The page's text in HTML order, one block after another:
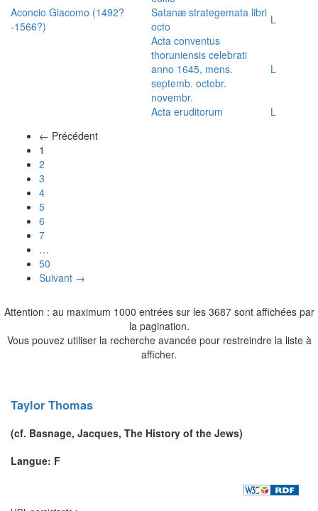
Aconcio Giacomo (1492?
-1566?)
Satanæ strategemata libri
octo
L
Acta conventus
thoruniensis celebrati
anno 1645, mens.
septemb. octobr.
novembr.
L
Acta eruditorum
L
← Précédent
1
2
3
4
5
6
7
…
50
Suivant →
Attention : au maximum 1000 entrées sur les 3687 sont affichées par
la pagination.
Vous pouvez utiliser la recherche avancée pour restreindre la liste à
afficher.
Taylor Thomas
(cf. Basnage, Jacques, The History of the Jews)
Langue: F